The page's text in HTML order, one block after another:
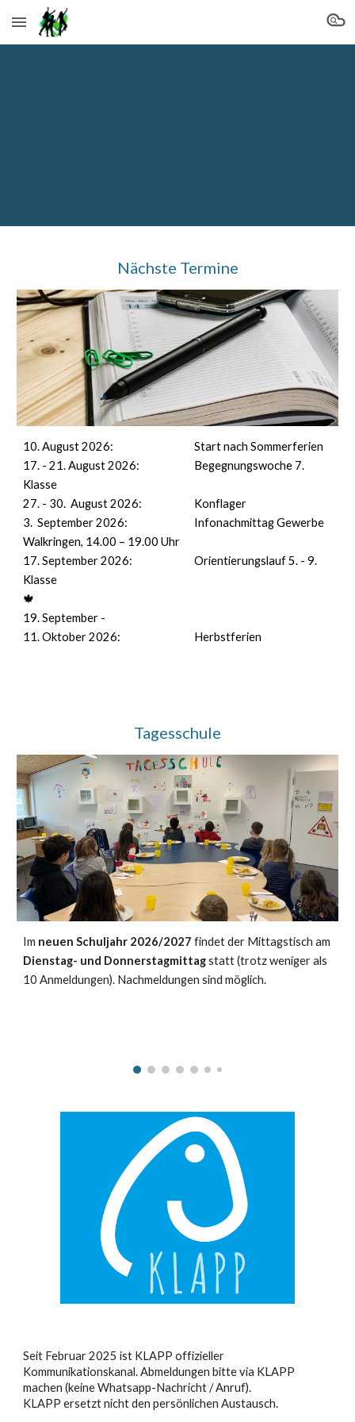
Skip to main content Skip to navigation
Nächste Termine
10. August 2026:
Start nach Sommerferien
17. - 21. August 2026:
Begegnungswoche 7.
Klasse
27. - 30. August 2026:
Konflager
3. September 2026:
Infonachmittag Gewerbe
Walkringen, 14.00 – 19.00 Uhr
17. September 2026:
Orientierungslauf 5. - 9.
Klasse
🍁
19. September -
11. Oktober 2026:
Herbstferien
Tagesschule
Im neuen Schuljahr 2026/2027 findet der Mittagstisch am
Dienstag- und Donnerstagmittagstatt (trotz weniger als
10 Anmeldungen). Nachmeldungen sind möglich.
Seit Februar 2025 ist KLAPP offizieller
Kommunikationskanal. Abmeldungen bitte via KLAPP
machen (keine Whatsapp-Nachricht / Anruf).
KLAPP ersetzt nicht den persönlichen Austausch.